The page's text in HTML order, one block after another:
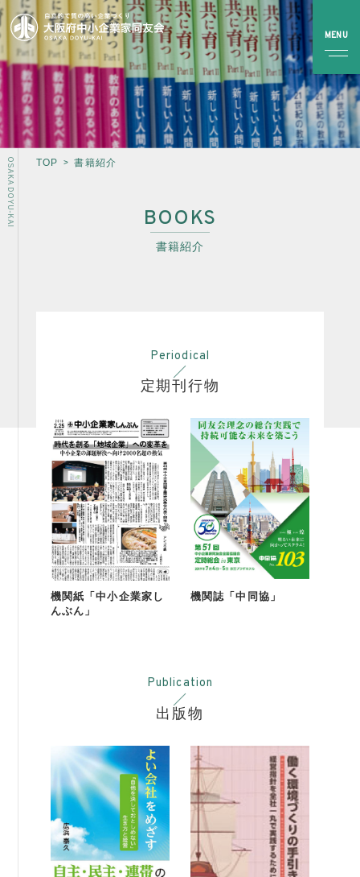
全国行事
部会活動
同好会活動
その他の活動
同友会の地域づくり
例会案内・活動報告
例会案内・活動報告
入会案内
入会案内
TOP 書籍紹介
BOOKS
書籍紹介
OSAKA DOYU-KAI
Periodical
定期刊行物
機関紙「中小企業家し
んぶん」
機関誌「中同協」
Publication
出版物